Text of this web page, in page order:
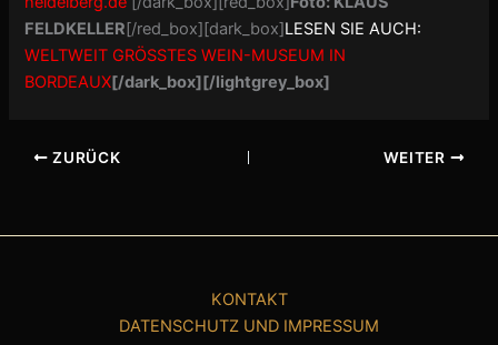
FELDKELLER[/red_box][dark_box]LESEN SIE AUCH:
WELTWEIT GRÖSSTES WEIN-MUSEUM IN
BORDEAUX[/dark_box][/lightgrey_box]
ZURÜCK WEITER
KONTAKT
DATENSCHUTZ UND IMPRESSUM